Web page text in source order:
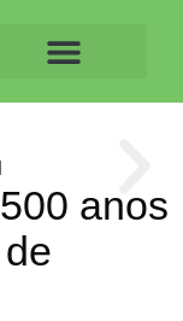
anos